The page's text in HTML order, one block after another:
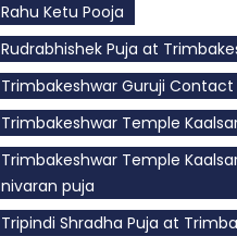
Rahu Ketu Pooja
Rudrabhishek Puja at
Trimbakeshwar Guruji
Trimbakeshwar Temple
Trimbakeshwar Temple
nivaran puja
Tripindi Shradha Puja at